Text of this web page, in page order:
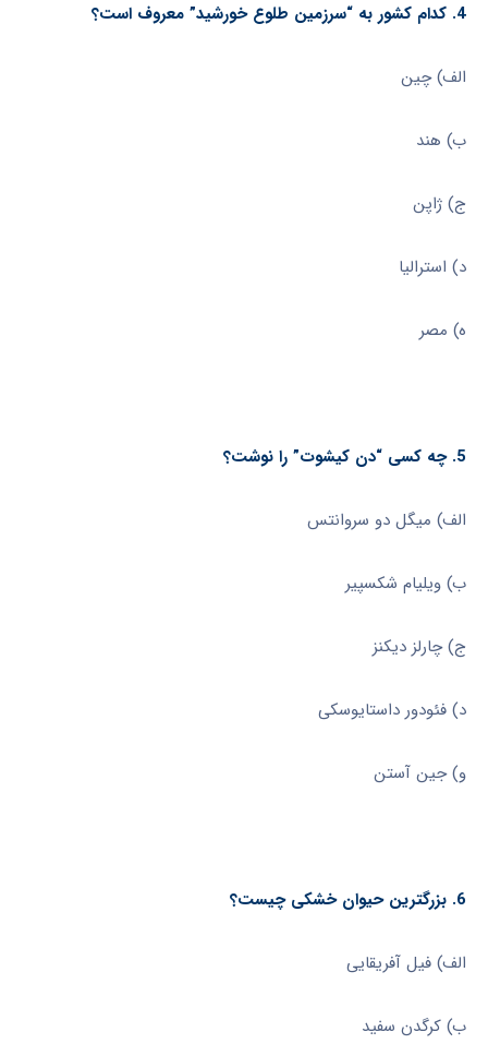
4. کدام کشور به “سرزمین طلوع خورشید” معروف است؟
الف) چین
ب) هند
ج) ژاپن
د) استرالیا
ه) مصر
5. چه کسی “دن کیشوت” را نوشت؟
الف) میگل دو سروانتس
ب) ویلیام شکسپیر
ج) چارلز دیکنز
د) فئودور داستایوسکی
و) جین آستن
6. بزرگترین حیوان خشکی چیست؟
الف) فیل آفریقایی
ب) کرگدن سفید